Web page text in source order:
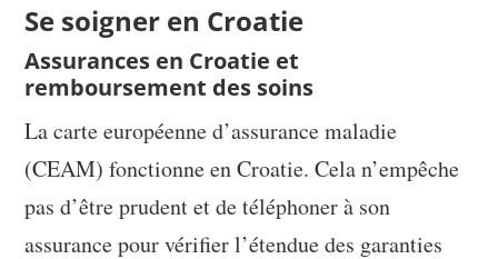
Se soigner en Croatie
Assurances en Croatie et
remboursement des soins
La carte européenne d’assurance maladie
(CEAM) fonctionne en Croatie. Cela n’empêche
pas d’être prudent et de téléphoner à son
assurance pour vérifier l’étendue des garanties